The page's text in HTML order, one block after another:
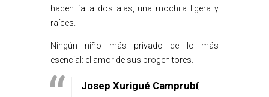
hacen falta dos alas, una mochila ligera y
raíces.
Ningún niño más privado de lo más
esencial: el amor de sus progenitores.
Josep Xurigué Camprubí,